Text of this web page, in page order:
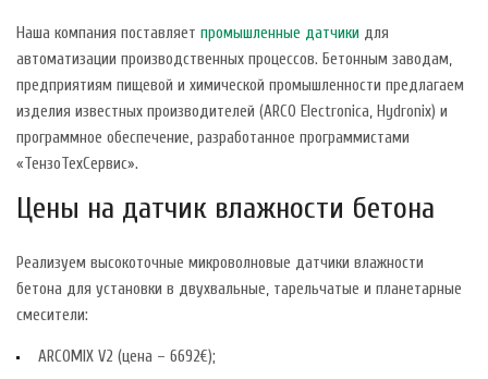
Наша компания поставляет промышленные датчики для
автоматизации производственных процессов. Бетонным заводам,
предприятиям пищевой и химической промышленности предлагаем
изделия известных производителей (ARCO Electronica, Hydronix) и
программное обеспечение, разработанное программистами
«ТензоТехСервис».
Цены на датчик влажности бетона
Реализуем высокоточные микроволновые датчики влажности
бетона для установки в двухвальные, тарельчатые и планетарные
смесители:
ARCOMIX V2 (цена – 6692€);